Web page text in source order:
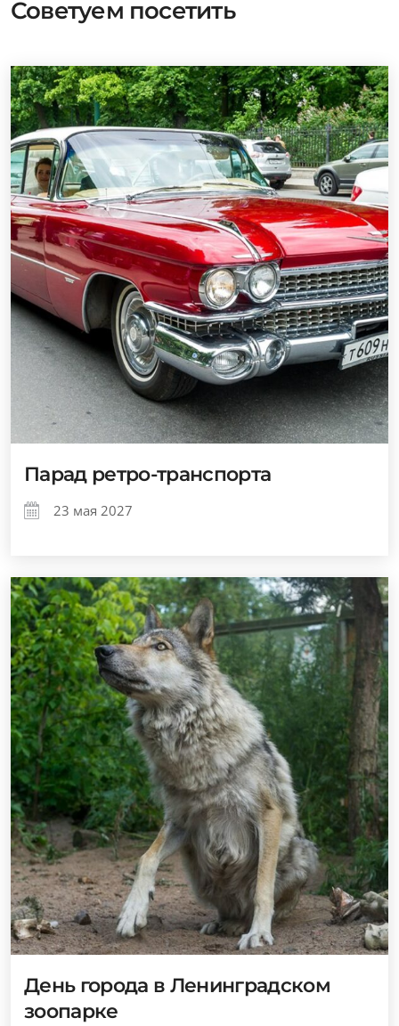
Советуем посетить
Парад ретро-транспорта
23 мая 2027
День города в Ленинградском
зоопарке